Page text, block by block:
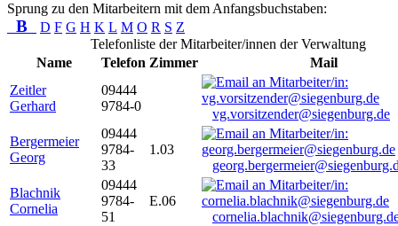
Sprung zu den Mitarbeitern mit dem Anfangsbuchstaben:
B D F G H K L M O R S Z
Telefonliste der Mitarbeiter/innen der Verwaltung
Name
Telefon Zimmer
Mail
Zeitler
Gerhard
09444
9784-0
vg.vorsitzender@siegenburg.de
Bergermeier
Georg
09444
9784-
33
1.03
Blachnik
Cornelia
09444
9784-
51
E.06